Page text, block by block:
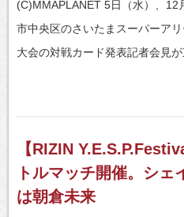
(C)MMAPLANET 5日（水）、12
市中央区のさいたまスーパーア
大会の対戦カード発表記者会見
【RIZIN
トルマッチ開催。シ
は朝倉未来